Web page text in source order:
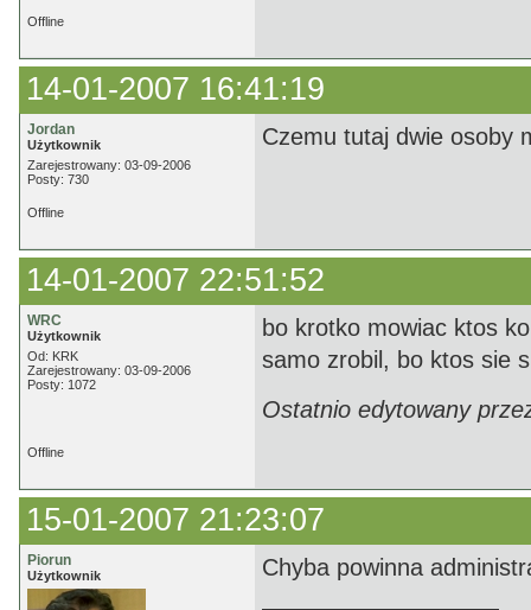
Offline
14-01-2007 16:41:19
Jordan
Użytkownik
Zarejestrowany: 03-09-2006
Posty: 730
Czemu tutaj dwie osoby
Offline
14-01-2007 22:51:52
WRC
Użytkownik
Od: KRK
Zarejestrowany: 03-09-2006
Posty: 1072
bo krotko mowiac ktos
samo zrobil, bo ktos sie
Ostatnio edytowany
Offline
15-01-2007 21:23:07
Piorun
Użytkownik Chyba powinna